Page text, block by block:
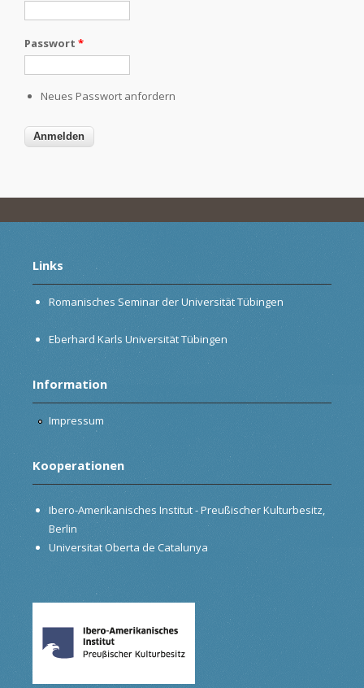
Passwort *
Neues Passwort anfordern
Links
Romanisches Seminar der Universität Tübingen
Eberhard Karls Universität Tübingen
Information
Impressum
Kooperationen
Ibero-Amerikanisches Institut - Preußischer Kulturbesitz,
Berlin
Universitat Oberta de Catalunya